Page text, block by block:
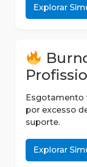
Explorar
Esgotamento
por excesso
suporte.
Explorar